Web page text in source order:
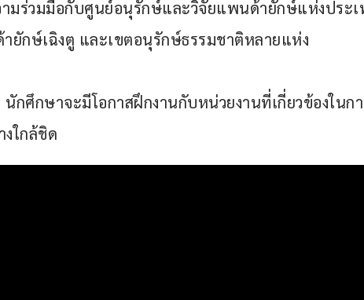
ามร่วมมือกับศูนย์อนุรักษ์และวิจัยแพนด้ายักษ์แห่งประ
ยักษ์เฉิงตู และเขตอนุรักษ์ธรรมชาติหลายแห่ง
นักศึกษาจะมีโอกาสฝึกงานกับหน่วยงานที่เกี่ยวข้องในก
ใกล้ชิด